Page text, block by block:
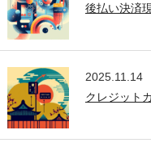
後払い決済
2025.11.14
クレジット